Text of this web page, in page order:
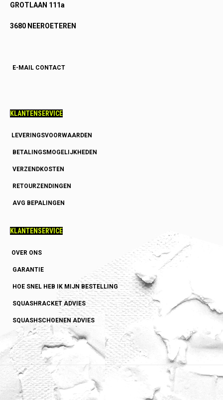
GROTLAAN 111a
3680 NEEROETEREN
E-MAIL CONTACT
KLANTENSERVICE
LEVERINGSVOORWAARDEN
BETALINGSMOGELIJKHEDEN
VERZENDKOSTEN
RETOURZENDINGEN
AVG BEPALINGEN
KLANTENSERVICE
OVER ONS
GARANTIE
HOE SNEL HEB IK MIJN BESTELLING
SQUASHRACKET ADVIES
SQUASHSCHOENEN ADVIES